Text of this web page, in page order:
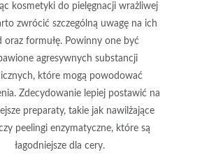
kosmetyki do pielęgnacji wrażliwej
zwrócić szczególną uwagę na ich
oraz formułę. Powinny one być
agresywnych substancji
które mogą powodować
Zdecydowanie lepiej postawić na
preparaty, takie jak nawilżające
peelingi enzymatyczne, które są
łagodniejsze dla cery.